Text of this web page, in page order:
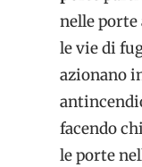
nelle
le vie di
azionano
facendo
le porte